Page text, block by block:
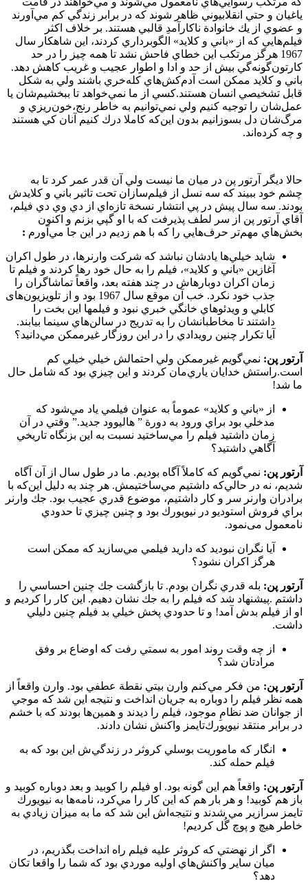
ياغيان و حتي انقلابيوني ظاهر شوند كه در برابر زندگي كم مي‌آورند
و عضوي از يك خانوادة ناكارآمدِ قالبي هستند. بر خلاف اكثر
فيلم‌هايي كه از «باني و كلايد» الگوبرداري كردند، اين شاهكار سال
1967 هرگز مرتكب اين خطاي فاحش نشد تا همه چيز را در حد
كارتون‌گونه‌گي بيش از حد و ادا و اطوار عجيب و غريب كاهش دهد.
باني و كلايد ممكن است آدم‌كش‌هاي كله‌خري باشند ولي به شكل
قابل تشخيصي انسان هستند.كسي از ما نمي‌خواهد تا ببخشيم‌شان يا
عمل‌شان را توجيه كنيم ولي نمي‌توانيم به خاطر رنج،خون‌ريزي و
مرگ‌شان دل بسوزانيم بدون اين‌كه كاملا درك كنيم آنان كي هستند
و چه كرده‌اند.
حالا ديگر آرتور پن در ميان ما نيست ولي آن قدر عمر كرد تا به
چشم خود ببيند كه سه نسل از فيلم‌سازان تحت تاثير باني و كلايدش
بودند. سه سال پيش در پي انتشار نسخة تازه‌اي از دي وي دي فيلم،
آقاي آرتور پن از سر لطف پذيرفت كه با او گپي بزنم و اكنون
بخش‌هاي مهم‌تر حرف‌هايي را كه با هم زديم در اين جا مي‌آورم :
شايد خيلي‌ها يادشان نباشد كه شركت وارنرها، در طول اكران
آغازين «باني و كلايد»، فيلم را به حال خود رها کردند و فيلم تا
زمان اكران دوباره­اش در چند هفته بعد، واقعاً تماشاگران را
جذب خود نكرد. خب آن موقع سال 1967 بود و از تلويزيون‌های
كابلي و ويدئوهاي خانگي خبري نبود و فيلم­ها اين بخت را
داشتند تا مخاطبانشان را به تدريج در سالن‌هاي سينما بيابند.
آيا تكرار چنين رويدادي را در اين روزگار غيرممكن مي‌دانيد؟
آرتور پن: نمي‌‌‌‌‌‌‌‌‌‌‌‌‌‌‌‌‌‌گويم غيرممكن ولي احتمالش خيلي خيلي كم
است.راستش خدايان ياري‌مان كردند و اين چيزي بود كه شامل حال
ما شد!
از «باني و كلايد» عموماً به عنوان فيلمي ياد مي‌‌شود كه
مدخلي بود براي ورود به دورة ” هاليوود جديد.” وقتي در آن
زمان داشتيد فيلم را مي‌ساختيد نسبت به اين بزنگاه تاريخي
آگاهي داشتيد؟
آرتور پن: نمي‌گويم که كاملاً آگاه بوديم. ما در طول سال از آن آگاه
شديم، نه در حالي‌كه داشتيم مي‌ساختيمش. هر چند به دليل اين‌كه با
برادران وارنر سر و كار داشتيم، موضوع قدري عجيب بود. جك وارنر
براي فروش استوديو در نيويورك بود و چنين چيزي تا حدودي
نامعمول می‌نمود.
آيا نگران نبوديد كه داريد فيلمي مي‌سازيد كه ممكن است
هرگز اكران نشود؟
آرتور پن: بله قدري نگران بودم. تا بازگشت جك چنين احساسي را
داشتم .پيشنهاد شد كه فيلم را به جك نشان دهيم. اين كار را كرديم و
او از فيلم بدش آمد! و تا حدودي پخش خيلي بد فيلم چنين دليلي
داشت.
از چه وقت روند امور به سمتي رفت كه اوضاع بر وفق
مرادتان شد؟
آرتور پن: من فكر مي‌كنم وارن بيتي نقطة عطفي بود. وارن واقعاً از
همه نظر فيلم را دوباره به جريان انداخت و نتيجه اين شد كه موجي
از جوانان ضد نظامِ موجود، فيلم را ديدند و همين‌ها بودند كه با خشم
در برابر منتقد نيويورك‌تايمز واكنش نشان دادند.
انگار كه ماموريت بوسلي كروثر در زندگي‌ش اين بود كه به
فيلم حمله كند.
آرتور پن: واقعاً هم اين گونه بود. او فيلم را كوبيد و بعد دوباره كوبيد و
باز هم كوبيد! و هر بار هم كه اين كار را مي‌كرد، نامه‌ها به نيويورك
تايمز سرازير مي شدند و نتيجه‌اش اين شد كه ما به ميزان زيادي به
خاطر هيچ و پوچ گُل كرديم!
اگر از نهضتي كه كروثر عليه فيلم راه انداخت بگذريم، در
ميان ساير واكنش‌هاي اوليه موردي بود كه شما را واقعا تكان
دهد؟